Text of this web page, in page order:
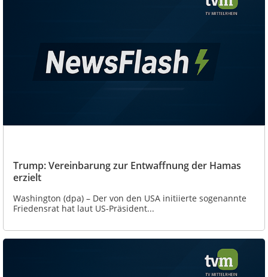
Trump: Vereinbarung zur Entwaffnung der Hamas
erzielt
Washington (dpa) – Der von den USA initiierte sogenannte
Friedensrat hat laut US-Präsident...